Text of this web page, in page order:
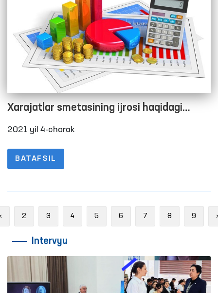
Xarajatlar smetasining ijrosi haqidagi
hisobot
2021 yil 4-chorak
BATAFSIL
Previous
2 3 4 5 6 7 8 9
Intervyu